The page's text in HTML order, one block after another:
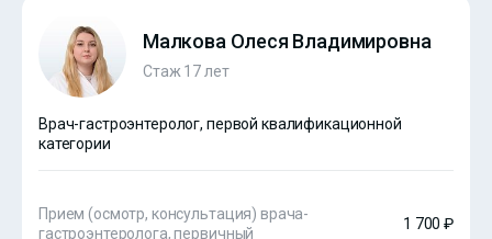
Малкова Олеся Владимировна
Стаж 17 лет
Врач-гастроэнтеролог, первой квалификационной
категории
Прием (осмотр, консультация) врача-
гастроэнтеролога, первичный
1 700 ₽